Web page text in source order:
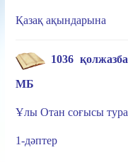
Қазақ ақындарына
1036
МБ
Ұлы Отан соғысы
1-дәптер